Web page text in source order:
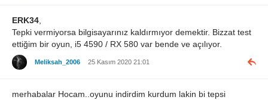
ERK34
Tepki vermiyorsa bilgisayarınız kaldırmıyor demektir. Bizzat test
ettiğim bir oyun, i5 4590 / RX 580 var bende ve açılıyor.
Meliksah_2006 25 Kasım 2020 21:01
merhabalar Hocam..oyunu indirdim kurdum lakin bi tepsi